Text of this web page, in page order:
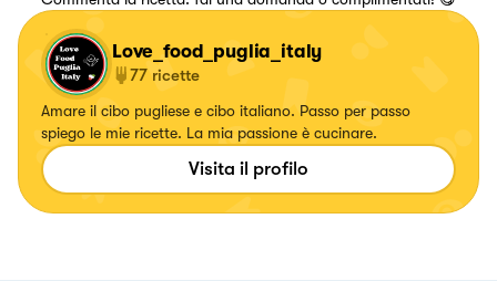
Love_food_puglia_italy
77 ricette
Amare il cibo pugliese e cibo italiano. Passo per passo
spiego le mie ricette. La mia passione è cucinare.
Visita il profilo